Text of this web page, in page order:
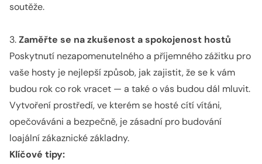
soutěže.
3.Zaměřte se na zkušenost a spokojenost hostů
Poskytnutí nezapomenutelného a příjemného zážitku pro
vaše hosty je nejlepší způsob, jak zajistit, že se k vám
budou rok co rok vracet — a také o vás budou dál mluvit.
Vytvoření prostředí, ve kterém se hosté cítí vítáni,
opečováváni a bezpečně, je zásadní pro budování
loajální zákaznické základny.
Klíčové tipy: